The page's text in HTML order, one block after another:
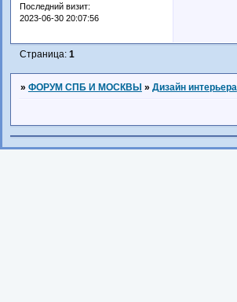
Последний визит:
2023-06-30 20:07:56
Страница: 1
» ФОРУМ СПБ И МОСКВЫ » Дизайн интерьера